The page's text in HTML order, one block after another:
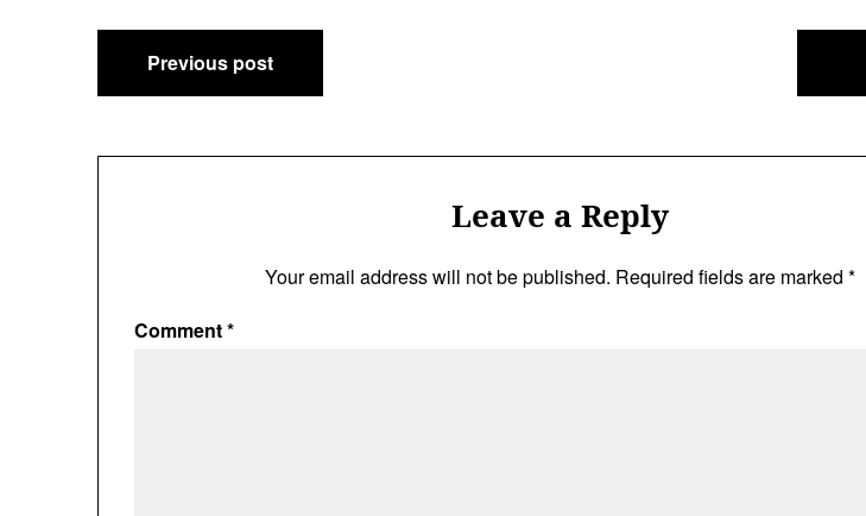
Post
navigation
Previous post
Leave a Reply
Your email address will not be published. Required fields are marked *
Comment*